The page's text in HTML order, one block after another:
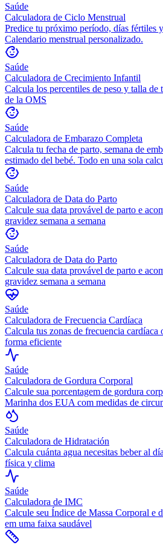
Saúde
Calculadora de Ciclo Menstrual
Predice tu próximo período, días fértiles
Calendario menstrual personalizado.
Saúde
Calculadora de Crecimiento Infantil
Calcula los percentiles de peso y talla de
de la OMS
Saúde
Calculadora de Embarazo Completa
Calcula tu fecha de parto, semana de
estimado del bebé. Todo en una sola
Saúde
Calculadora de Data do Parto
Calcule sua data provável de parto e
gravidez semana a semana
Saúde
Calculadora de Data do Parto
Calcule sua data provável de parto e
gravidez semana a semana
Saúde
Calculadora de Frecuencia Cardíaca
Calcula tus zonas de frecuencia cardíaca
forma eficiente
Saúde
Calculadora de Gordura Corporal
Calcule sua porcentagem de gordura
Marinha dos EUA com medidas de
Saúde
Calculadora de Hidratación
Calcula cuánta agua necesitas beber al
física y clima
Saúde
Calculadora de IMC
Calcule seu Índice de Massa Corporal e
em uma faixa saudável